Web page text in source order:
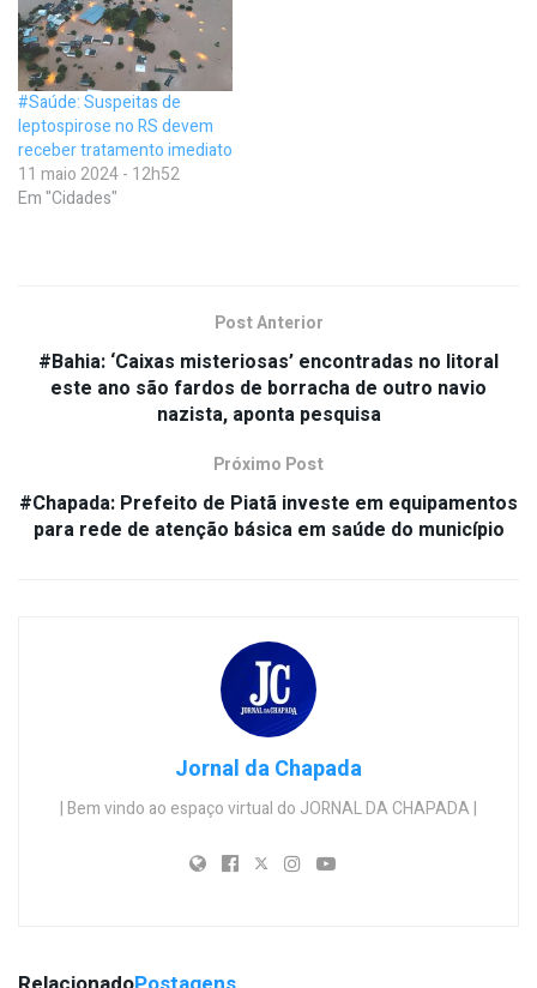
#Saúde: Suspeitas de
leptospirose no RS devem
receber tratamento imediato
11 maio 2024 - 12h52
Em "Cidades"
Post Anterior
#Bahia: ‘Caixas misteriosas’ encontradas no litoral
este ano são fardos de borracha de outro navio
nazista, aponta pesquisa
Próximo Post
#Chapada: Prefeito de Piatã investe em equipamentos
para rede de atenção básica em saúde do município
Jornal da Chapada
| Bem vindo ao espaço virtual do JORNAL DA CHAPADA |